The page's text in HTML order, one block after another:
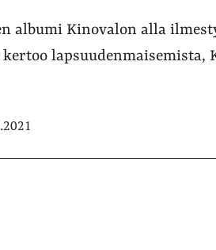
albumi Kinovalon alla
lapsuudenmaisemista,